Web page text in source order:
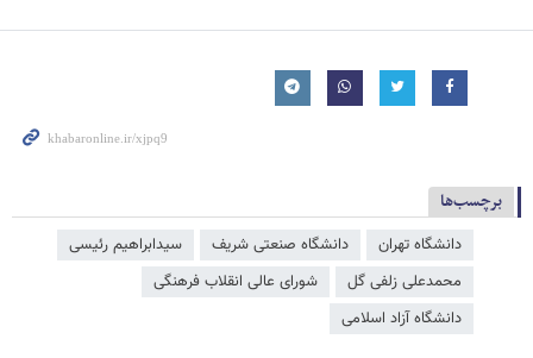
برچسب‌ها
دانشگاه تهران دانشگاه صنعتی شریف
سیدابراهیم رئیسی
محمدعلی زلفی گل
شورای عالی انقلاب فرهنگی
دانشگاه آزاد اسلامی